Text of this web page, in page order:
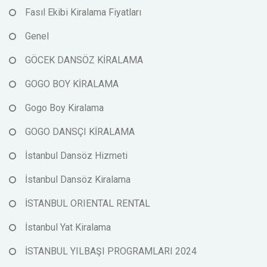
Fasıl Ekibi Kiralama Fiyatları
Genel
GÖCEK DANSÖZ KİRALAMA
GOGO BOY KİRALAMA
Gogo Boy Kiralama
GOGO DANSÇI KİRALAMA
İstanbul Dansöz Hizmeti
İstanbul Dansöz Kiralama
İSTANBUL ORIENTAL RENTAL
İstanbul Yat Kiralama
İSTANBUL YILBAŞI PROGRAMLARI 2024